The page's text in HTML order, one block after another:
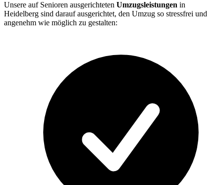
Unsere auf Senioren ausgerichteten Umzugsleistungen in
Heidelberg sind darauf ausgerichtet, den Umzug so stressfrei und
angenehm wie möglich zu gestalten: